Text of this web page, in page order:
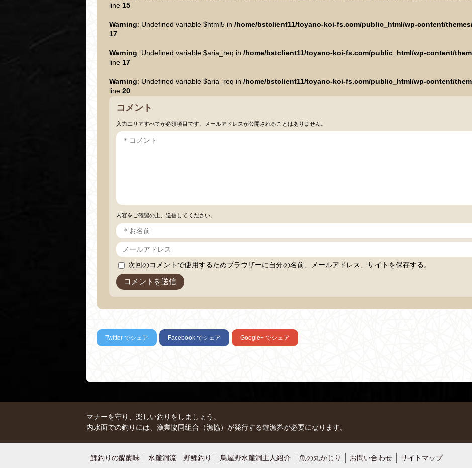
line 15
Warning: Undefined variable $html5 in /home/bstclient11/toyano-koi-fs.com/public_html/wp-content/
17
Warning: Undefined variable $aria_req in /home/bstclient11/toyano-koi-fs.com/public_html/wp-content/
line 17
Warning: Undefined variable $aria_req in /home/bstclient11/toyano-koi-fs.com/public_html/wp-content/
line 20
コメント
入力エリアすべてが必須項目です。メールアドレスが公開されることはありません。
内容をご確認の上、送信してください。
次回のコメントで使用するためブラウザーに自分の名前、メールアドレス、サイトを保存する。
Twitter でシェア Facebook でシェア Google+ でシェア
マナーを守り、楽しい釣りをしましょう。
内水面での釣りには、漁業協同組合（漁協）が発行する遊漁券が必要になります。
鯉釣りの醍醐味 水簾洞流 野鯉釣り 鳥屋野水簾洞主人紹介 魚の丸かじり お問い合わせ サイトマップ